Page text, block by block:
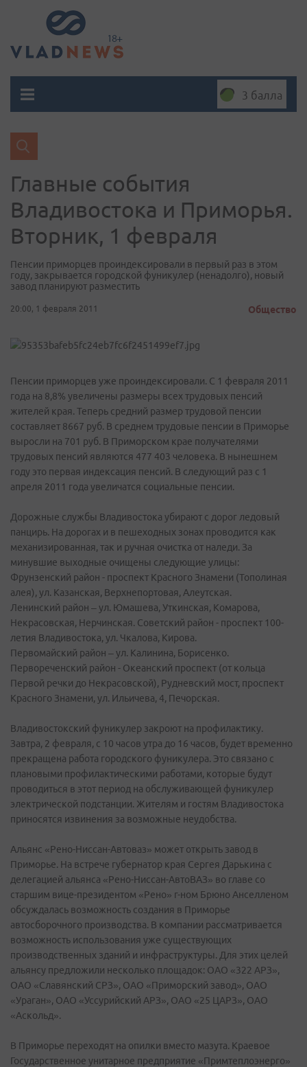
3 балла
Главные события
Владивостока и Приморья.
Вторник, 1 февраля
Пенсии приморцев проиндексировали в первый раз в этом
году, закрывается городской фуникулер (ненадолго), новый
завод планируют разместить
20:00, 1 февраля 2011 Общество
Пенсии приморцев уже проиндексировали. С 1 февраля 2011
года на 8,8% увеличены размеры всех трудовых пенсий
жителей края. Теперь средний размер трудовой пенсии
составляет 8667 руб. В среднем трудовые пенсии в Приморье
выросли на 701 руб. В Приморском крае получателями
трудовых пенсий являются 477 403 человека. В нынешнем
году это первая индексация пенсий. В следующий раз с 1
апреля 2011 года увеличатся социальные пенсии.
Дорожные службы Владивостока убирают с дорог ледовый
панцирь. На дорогах и в пешеходных зонах проводится как
механизированная, так и ручная очистка от наледи. За
минувшие выходные очищены следующие улицы:
Фрунзенский район - проспект Красного Знамени (Тополиная
алея), ул. Казанская, Верхнепортовая, Алеутская.
Ленинский район – ул. Юмашева, Уткинская, Комарова,
Некрасовская, Нерчинская. Советский район - проспект 100-
летия Владивостока, ул. Чкалова, Кирова.
Первомайский район – ул. Калинина, Борисенко.
Первореченский район - Океанский проспект (от кольца
Первой речки до Некрасовской), Рудневский мост, проспект
Красного Знамени, ул. Ильичева, 4, Печорская.
Владивостокский фуникулер закроют на профилактику.
Завтра, 2 февраля, с 10 часов утра до 16 часов, будет временно
прекращена работа городского фуникулера. Это связано с
плановыми профилактическими работами, которые будут
проводиться в этот период на обслуживающей фуникулер
электрической подстанции. Жителям и гостям Владивостока
приносятся извинения за возможные неудобства.
Альянс «Рено-Ниссан-Автоваз» может открыть завод в
Приморье. На встрече губернатор края Сергея Дарькина с
делегацией альянса «Рено-Ниссан-АвтоВАЗ» во главе со
старшим вице-президентом «Рено» г-ном Брюно Анселленом
обсуждалась возможность создания в Приморье
автосборочного производства. В компании рассматривается
возможность использования уже существующих
производственных зданий и инфраструктуры. Для этих целей
альянсу предложили несколько площадок: ОАО «322 АРЗ»,
ОАО «Славянский СРЗ», ОАО «Приморский завод», ОАО
«Ураган», ОАО «Уссурийский АРЗ», ОАО «25 ЦАРЗ», ОАО
«Аскольд».
В Приморье переходят на опилки вместо мазута. Краевое
Государственное унитарное предприятие «Примтеплоэнерго»